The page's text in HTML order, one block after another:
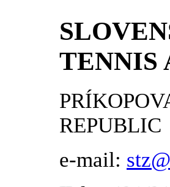
TENNIS
e-mail:
Tel: +421/